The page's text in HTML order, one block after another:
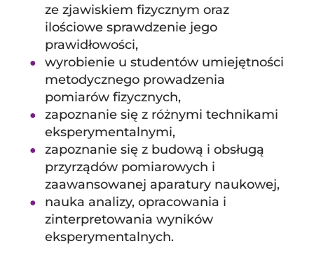
ze zjawiskiem fizycznym oraz
ilościowe sprawdzenie jego
prawidłowości,
wyrobienie u studentów umiejętności
metodycznego prowadzenia
pomiarów fizycznych,
zapoznanie się z różnymi technikami
eksperymentalnymi,
zapoznanie się z budową i obsługą
przyrządów pomiarowych i
zaawansowanej aparatury naukowej,
nauka analizy, opracowania i
zinterpretowania wyników
eksperymentalnych.